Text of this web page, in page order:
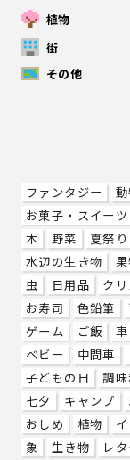
植物
街
その他
ファンタジー
お菓子・スイーツ
木
野菜 夏祭り
水辺の生き物
虫
日用品 ク
お寿司
色鉛筆
ゲーム
ご飯 車
ベビー
中間車
子どもの日
調
七夕
キャンプ
おしめ
植物
象
生き物 レ